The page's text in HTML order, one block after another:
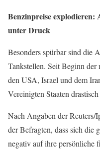
Benzinpreise explodieren:
unter Druck
Besonders spürbar sind die
Tankstellen. Seit Beginn
den USA, Israel und dem
Vereinigten Staaten
Nach Angaben der Reuters/
der Befragten, dass sich die
negativ auf ihre persönliche